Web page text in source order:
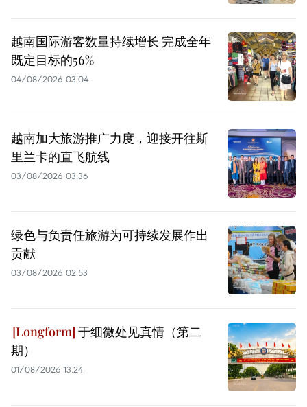
越南国际游客数量持续增长 完成全年
既定目标的56%
04/08/2026 03:04
越南加大旅游推广力度，迎接开往斯
里兰卡的直飞航线
03/08/2026 03:36
绿色与负责任旅游为可持续发展作出
贡献
03/08/2026 02:53
于细微处见真情（第二
期）
01/08/2026 13:24